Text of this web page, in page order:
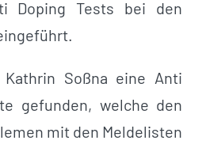
Doping Tests bei den
Soßna eine Anti
gefunden, welche den
mit den Meldelisten